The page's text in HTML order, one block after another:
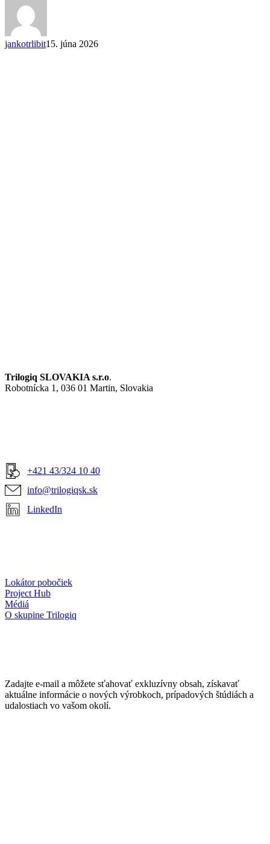
jankotrlibit15. júna 2026
Trilogiq SLOVAKIA s.r.o.
Robotnícka 1, 036 01 Martin, Slovakia
+421 43/324 10 40
info@trilogiqsk.sk
LinkedIn
Lokátor pobočiek
Project Hub
Médiá
O skupine Trilogiq
Zadajte e-mail a môžete sťahovať exkluzívny obsah, získavať
aktuálne informácie o nových výrobkoch, prípadových štúdiách a
udalostiach vo vašom okolí.